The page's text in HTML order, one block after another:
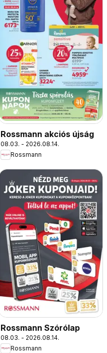
Rossmann akciós újság
08.03. - 2026.08.14.
Rossmann
Rossmann Szórólap
08.03. - 2026.08.14.
Rossmann